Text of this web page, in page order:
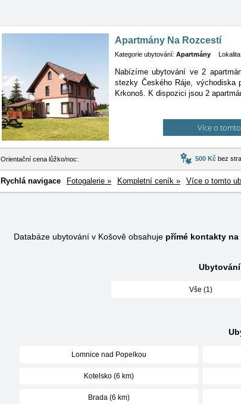
Apartmány Na Rozcestí
Kategorie ubytování: Apartmány Lokalita:
Nabízíme ubytování ve 2
stezky Českého Ráje,
Krkonoš. K dispozici jsou 2
Více o
Orientační cena lůžko/noc: 500 Kčbez
Rychlá navigace Fotogalerie » Kompletní ceník » Více o tomto
Databáze ubytování v Košově obsahuje přímé kontakty
Vše (1)
Lomnice nad Popelkou
Kotelsko (6 km)
Brada (6 km)